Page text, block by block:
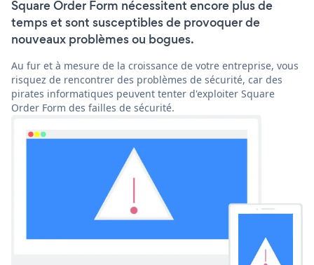
Square Order Form nécessitent encore plus de
temps et sont susceptibles de provoquer de
nouveaux problèmes ou bogues.
Au fur et à mesure de la croissance de votre entreprise, vous
risquez de rencontrer des problèmes de sécurité, car des
pirates informatiques peuvent tenter d'exploiter Square
Order Form des failles de sécurité.